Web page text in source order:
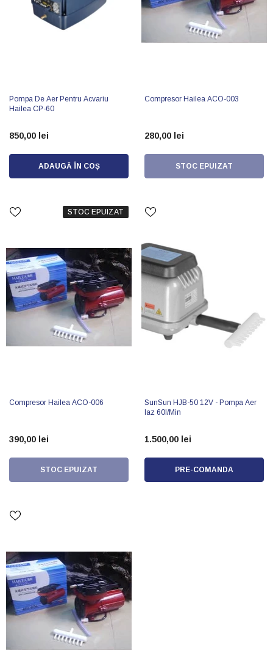
Pompa De Aer Pentru Acvariu
Hailea CP-60
850,00 lei
ADAUGĂ ÎN COȘ
Compresor Hailea ACO-003
280,00 lei
STOC EPUIZAT
STOC EPUIZAT
Compresor Hailea ACO-006
390,00 lei
STOC EPUIZAT
SunSun HJB-50 12V - Pompa Aer
Iaz 60l/min
1.500,00 lei
PRE-COMANDA